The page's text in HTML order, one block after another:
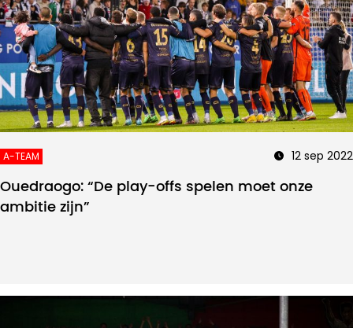
A-TEAM 12 sep 2022
Ouedraogo: “De play-offs spelen moet onze
ambitie zijn”